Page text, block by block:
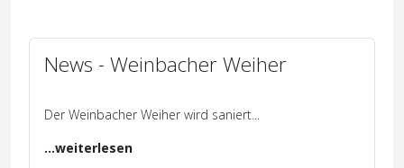
News - Weinbacher Weiher
Der Weinbacher Weiher wird saniert...
...weiterlesen